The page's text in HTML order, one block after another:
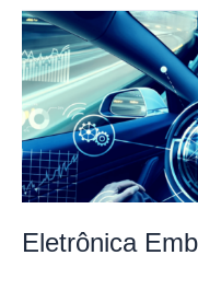
Eletrônica
Eletrônica
Embarcada